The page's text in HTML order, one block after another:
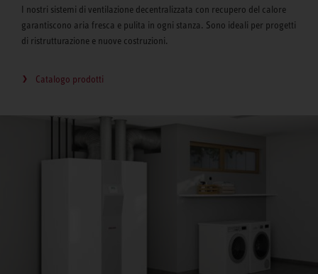
I nostri sistemi di ventilazione decentralizzata con recupero del calore
garantiscono aria fresca e pulita in ogni stanza. Sono ideali per progetti
di ristrutturazione e nuove costruzioni.
Catalogo prodotti